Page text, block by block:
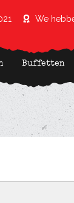
We
Buffetten